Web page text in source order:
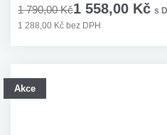
1 790,00 Kč1 558,00 Kč s
1 288,00 Kč bez DPH
Akce